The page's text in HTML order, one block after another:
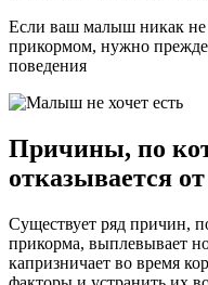
Если ваш малыш никак не
прикормом, нужно прежде
поведения
Причины, по
отказывается
Существует ряд причин,
прикорма, выплевывает
капризничает во время